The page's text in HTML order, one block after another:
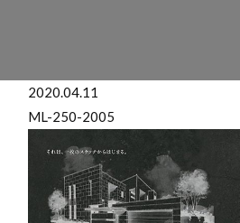
2020.04.11
ML-250-2005